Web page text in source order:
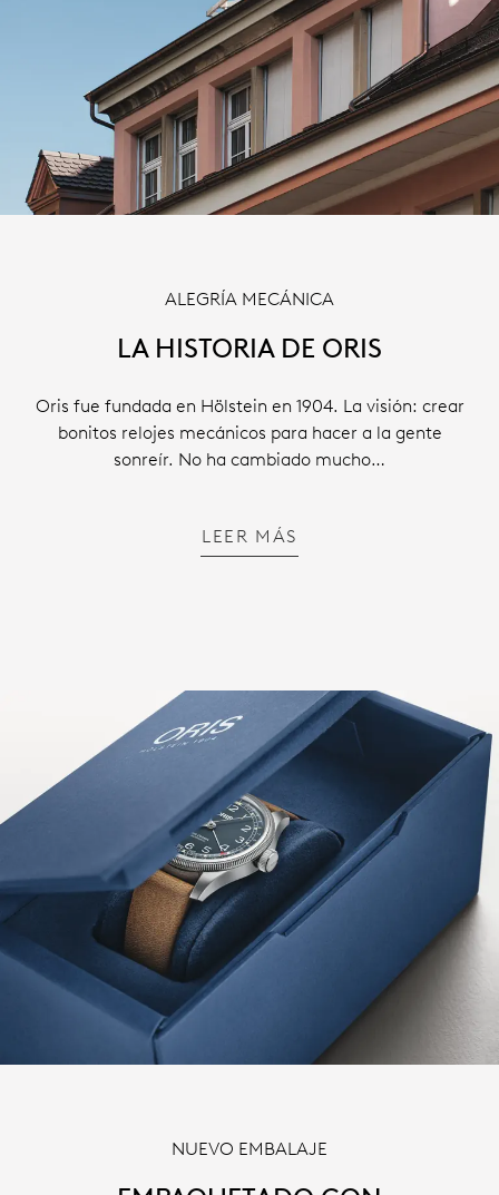
ALEGRÍA MECÁNICA
LA HISTORIA DE ORIS
Oris fue fundada en Hölstein en 1904. La visión: crear
bonitos relojes mecánicos para hacer a la gente
sonreír. No ha cambiado mucho…
LEER MÁS
NUEVO EMBALAJE